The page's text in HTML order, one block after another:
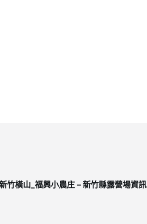
竹橫山_福興小農庄 – 新竹縣露營場資訊